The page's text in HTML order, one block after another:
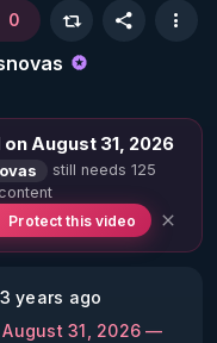
0
August 31, 2026
still needs 125
Protect this video
years ago
31, 2026 —